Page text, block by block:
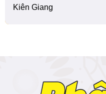
Kiên Giang